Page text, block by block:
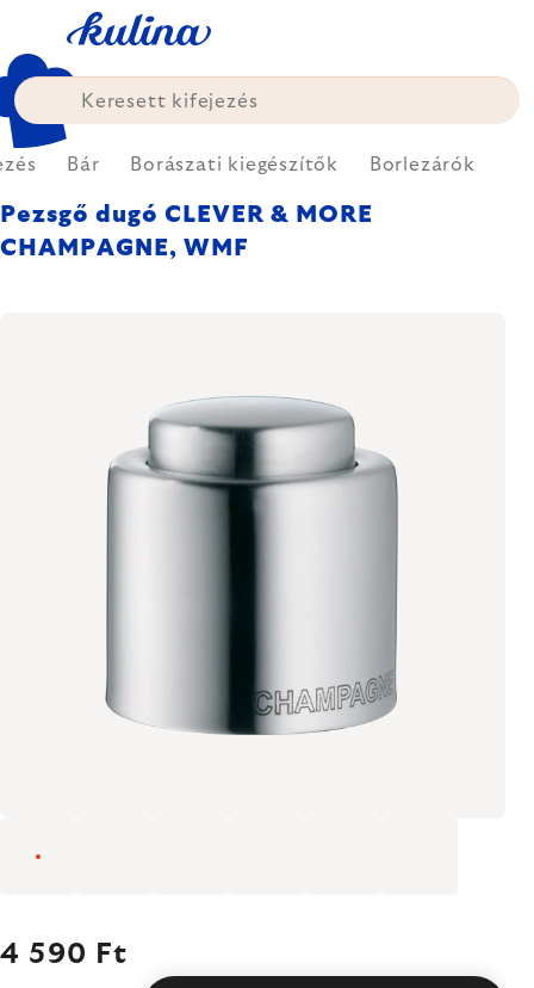
fő
tartalomhoz
Bár Borászati kiegészítők Borlezárók
Pezsgő dugó CLEVER & MORE
CHAMPAGNE, WMF
4 590 Ft